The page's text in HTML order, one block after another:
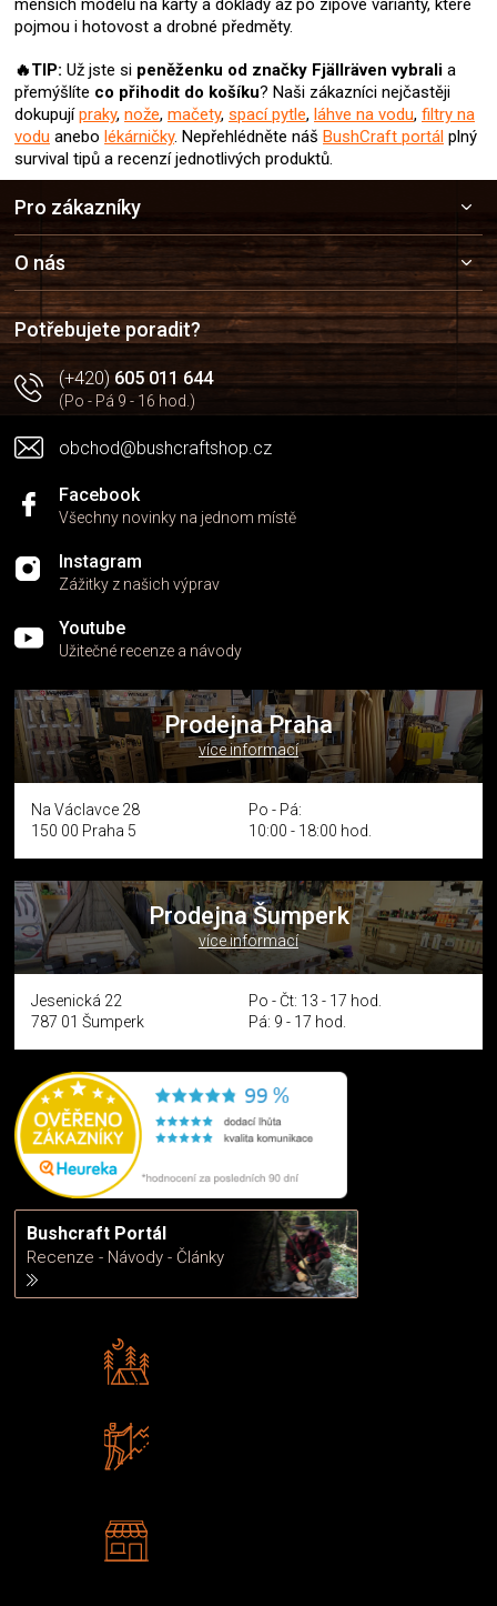
menších modelů na karty a doklady až po zipové varianty, které
pojmou i hotovost a drobné předměty.
🔥TIP: Už jste si peněženku od značky Fjällrävenvybrali a
přemýšlíte co přihodit do košíku? Naši zákazníci nejčastěji
dokupujípraky, nože, mačety, spací pytle, láhve na vodu, filtry na
vodu anebo lékárničky. Nepřehlédněte náš BushCraft portál plný
survival tipů a recenzí jednotlivých produktů.
a
t
í
Pro zákazníky
O nás
Potřebujete poradit?
(+420)605 011 644
(Po - Pá 9 - 16 hod.)
obchod@bushcraftshop.cz
Facebook
Všechny novinky na jednom místě
Instagram
Zážitky z našich výprav
Youtube
Užitečné recenze a návody
Prodejna Praha
více informací
Na Václavce 28
150 00 Praha 5
Po - Pá:
10:00 - 18:00 hod.
Prodejna Šumperk
více informací
Jesenická 22
787 01 Šumperk
Po - Čt: 13 - 17 hod.
Pá: 9 - 17 hod.
Bushcraft Portál
Recenze - Návody - Články